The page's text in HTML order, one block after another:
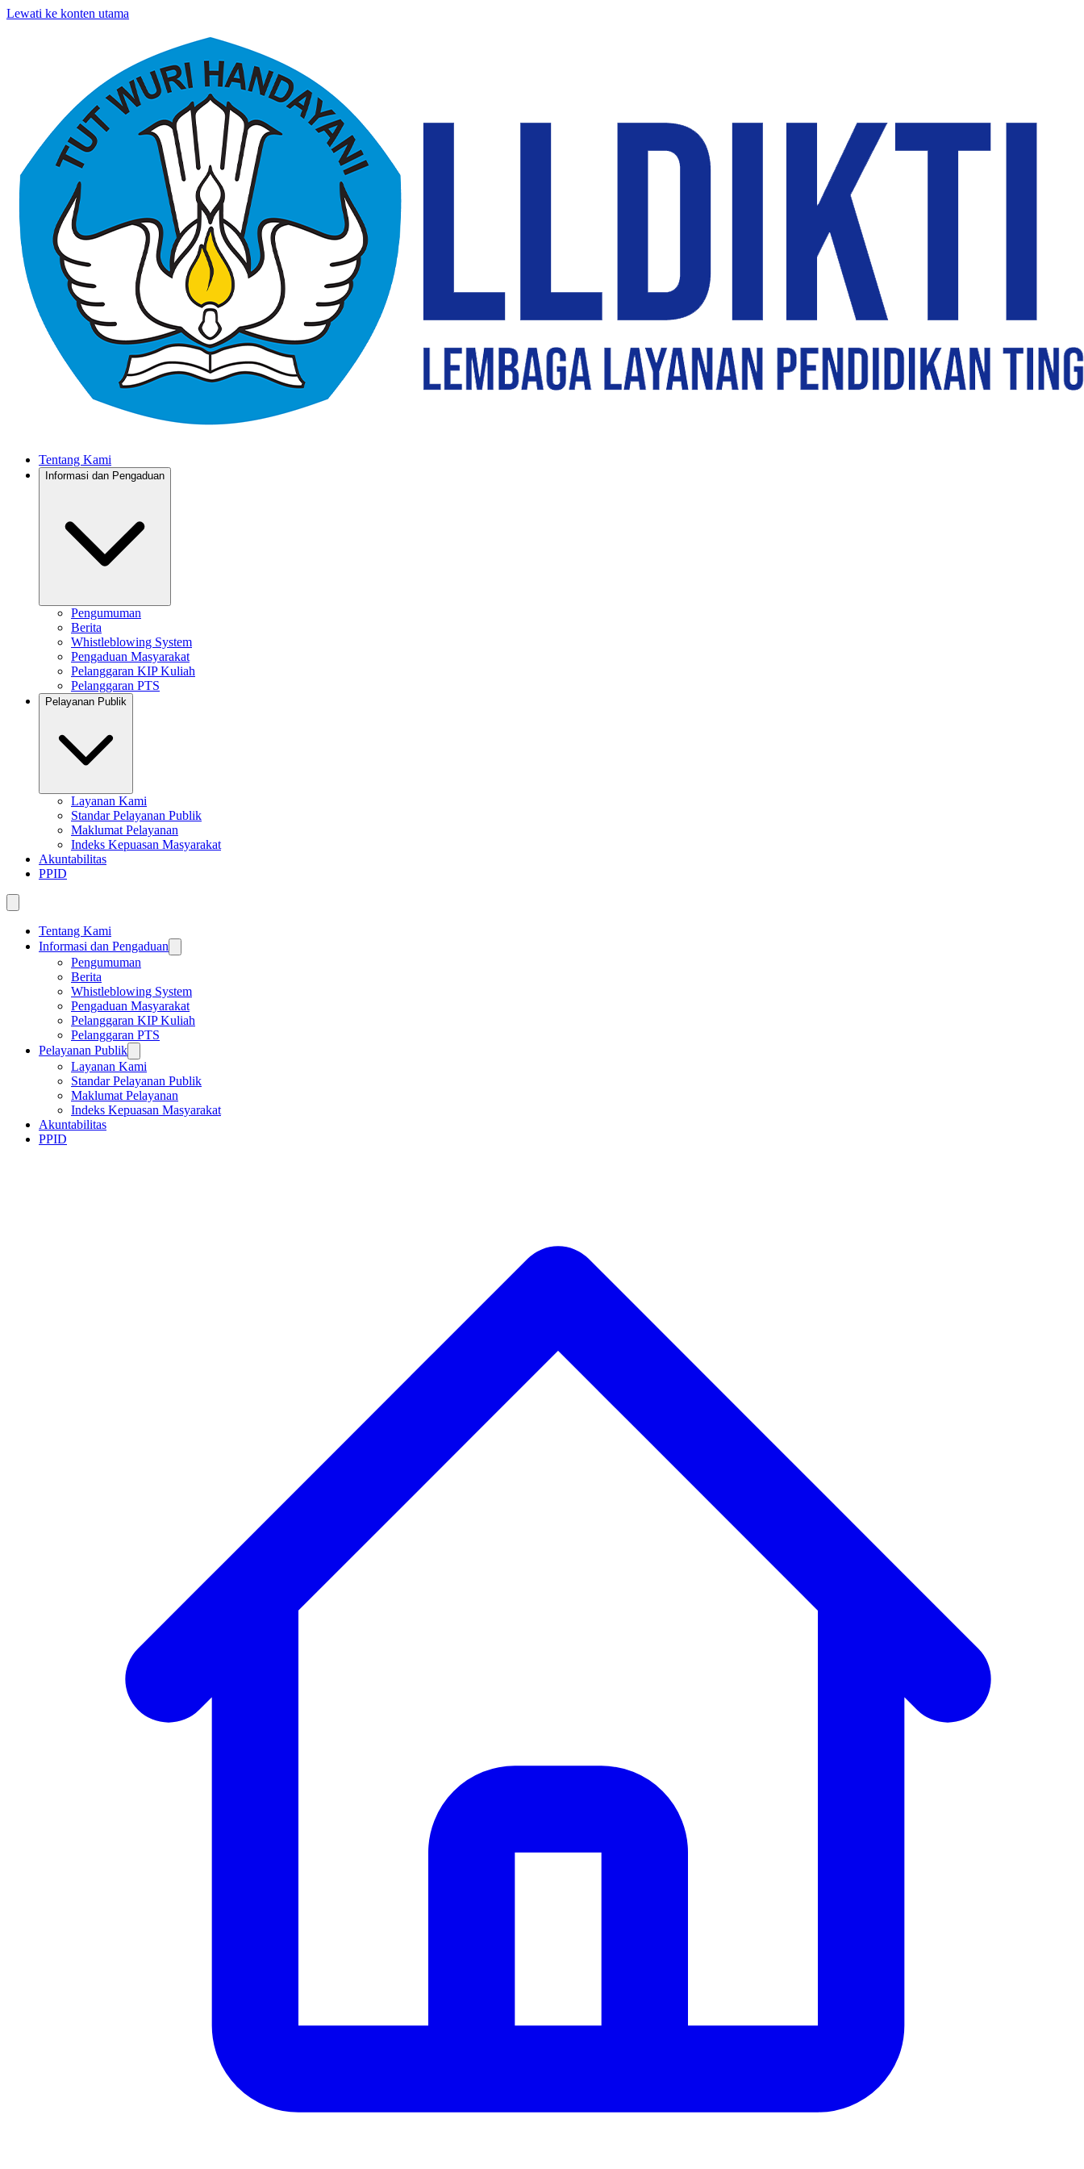
Lewati ke konten utama
Tentang Kami
Informasi dan Pengaduan
Pengumuman
Berita
Whistleblowing System
Pengaduan Masyarakat
Pelanggaran KIP Kuliah
Pelanggaran PTS
Pelayanan Publik
Layanan Kami
Standar Pelayanan Publik
Maklumat Pelayanan
Indeks Kepuasan Masyarakat
Akuntabilitas
PPID
Tentang Kami
Informasi dan Pengaduan
Pengumuman
Berita
Whistleblowing System
Pengaduan Masyarakat
Pelanggaran KIP Kuliah
Pelanggaran PTS
Pelayanan Publik
Layanan Kami
Standar Pelayanan Publik
Maklumat Pelayanan
Indeks Kepuasan Masyarakat
Akuntabilitas
PPID